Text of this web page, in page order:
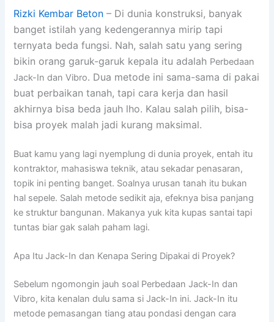
Rizki Kembar Beton – Di dunia konstruksi, banyak
banget istilah yang kedengerannya mirip tapi
ternyata beda fungsi. Nah, salah satu yang sering
bikin orang garuk-garuk kepala itu adalah Perbedaan
Jack-In dan Vibro. Dua metode ini sama-sama di pakai
buat perbaikan tanah, tapi cara kerja dan hasil
akhirnya bisa beda jauh lho. Kalau salah pilih, bisa-
bisa proyek malah jadi kurang maksimal.
Buat kamu yang lagi nyemplung di dunia proyek, entah itu
kontraktor, mahasiswa teknik, atau sekadar penasaran,
topik ini penting banget. Soalnya urusan tanah itu bukan
hal sepele. Salah metode sedikit aja, efeknya bisa panjang
ke struktur bangunan. Makanya yuk kita kupas santai tapi
tuntas biar gak salah paham lagi.
Apa Itu Jack-In dan Kenapa Sering Dipakai di Proyek?
Sebelum ngomongin jauh soal Perbedaan Jack-In dan
Vibro, kita kenalan dulu sama si Jack-In ini. Jack-In itu
metode pemasangan tiang atau pondasi dengan cara